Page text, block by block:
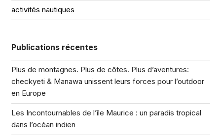
activités nautiques
Publications récentes
Plus de montagnes. Plus de côtes. Plus d’aventures:
checkyeti & Manawa unissent leurs forces pour l’outdoor
en Europe
Les Incontournables de l’île Maurice : un paradis tropical
dans l’océan indien